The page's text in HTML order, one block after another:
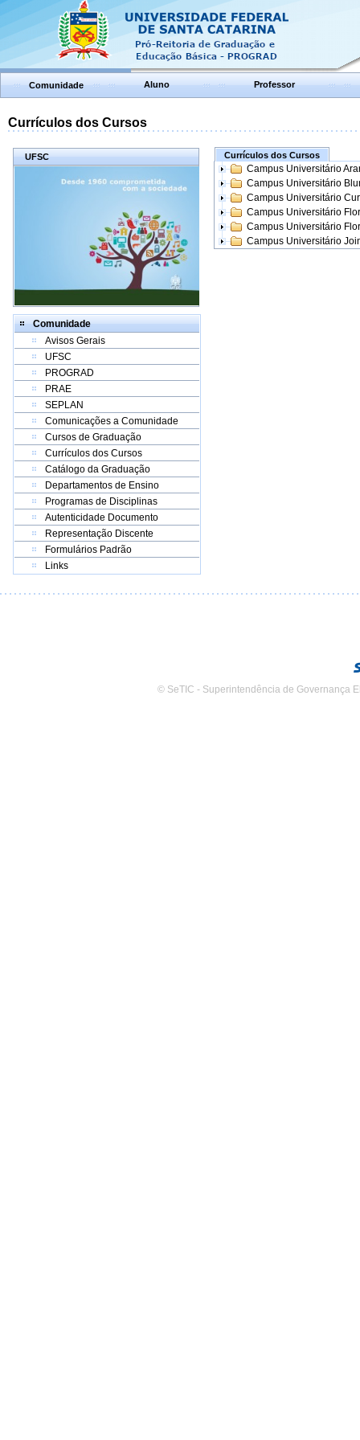
Comunidade Aluno Professor
Currículos dos Cursos
UFSC
Comunidade
Avisos Gerais
UFSC
PROGRAD
PRAE
SEPLAN
Comunicações a Comunidade
Cursos de Graduação
Currículos dos Cursos
Catálogo da Graduação
Departamentos de Ensino
Programas de Disciplinas
Autenticidade Documento
Representação Discente
Formulários Padrão
Links
Currículos dos Cursos
Campus Universitário
Campus Universitário
Campus Universitário
Campus Universitário
Campus Universitário
Campus Universitário
© SeTIC - Superintendência de Governança